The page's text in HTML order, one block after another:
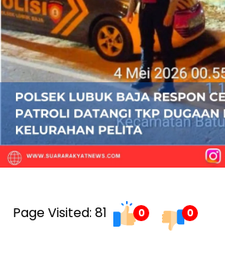
Page Visited: 81 0 0